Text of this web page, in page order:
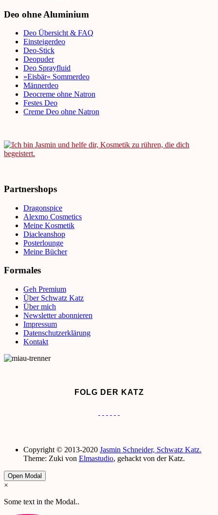
Deo ohne Aluminium
Deo Übersicht & FAQ
Einsteigerdeo
Deo-Stick
Deopuder
Deo Sprayfluid
»Eisbär« Sommerdeo
Männerdeo
Deocreme ohne Natron
Festes Deo
Creme Deo ohne Natron
Partnershops
Dragonspice
Alexmo Cosmetics
Meine Kosmetik
Diacleanshop
Posterlounge
Meine Bücher
Formales
Geh Premium
Über Schwatz Katz
Über mich
Newsletter abonnieren
Impressum
Datenschutzerklärung
Kontakt
FOLG DER KATZ
Copyright © 2013-2020 Jasmin Schneider, Schwatz Katz.
Theme: Zuki von Elmastudio, gehackt von der Katz.
Open Modal
×
Some text in the Modal..